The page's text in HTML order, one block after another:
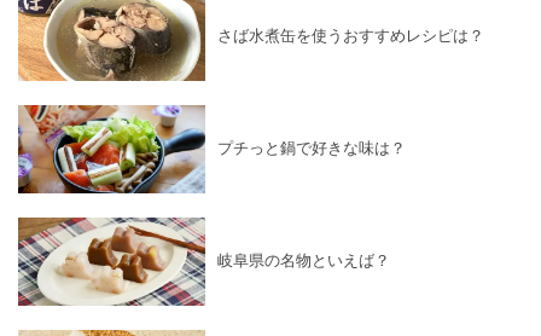
さば水煮缶を使うおすすめレシピは？
プチっと鍋で好きな味は？
岐阜県の名物といえば？